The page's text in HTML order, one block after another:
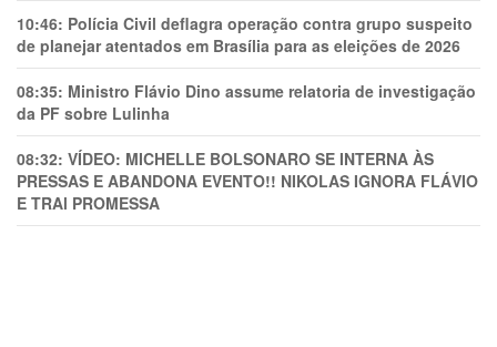
10:46: Polícia Civil deflagra operação contra grupo suspeito
de planejar atentados em Brasília para as eleições de 2026
08:35: Ministro Flávio Dino assume relatoria de investigação
da PF sobre Lulinha
08:32: VÍDEO: MICHELLE BOLSONARO SE INTERNA ÀS
PRESSAS E ABANDONA EVENTO!! NIKOLAS IGNORA FLÁVIO
E TRAl PROMESSA